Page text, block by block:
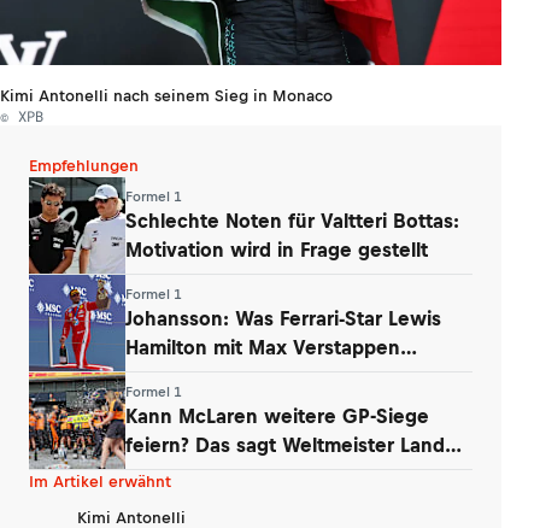
Kimi Antonelli nach seinem Sieg in Monaco
© XPB
Empfehlungen
Formel 1
Schlechte Noten für Valtteri Bottas:
Motivation wird in Frage gestellt
Formel 1
Johansson: Was Ferrari-Star Lewis
Hamilton mit Max Verstappen
Formel 1
Kann McLaren weitere GP-Siege
feiern? Das sagt Weltmeister Lando
Norris
Im Artikel erwähnt
Kimi Antonelli